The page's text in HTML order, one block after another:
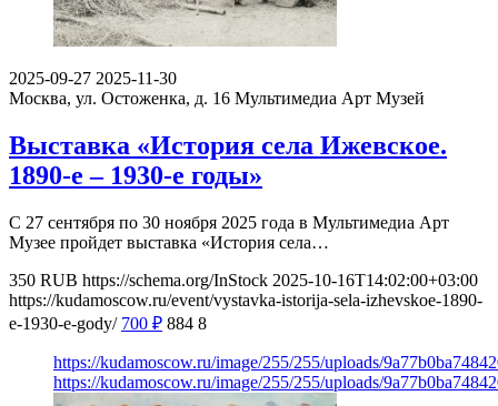
2025-09-27 2025-11-30
Москва, ул. Остоженка, д. 16 Мультимедиа Арт Музей
Выставка «История села Ижевское.
1890-е – 1930-е годы»
С 27 сентября по 30 ноября 2025 года в Мультимедиа Арт
Музее пройдет выставка «История села…
350 RUB https://schema.org/InStock 2025-10-16T14:02:00+03:00
https://kudamoscow.ru/event/vystavka-istorija-sela-izhevskoe-1890-
e-1930-e-gody/ 700 ₽ 884 8
https://kudamoscow.ru/image/255/255/uploads/
https://kudamoscow.ru/image/255/255/uploads/